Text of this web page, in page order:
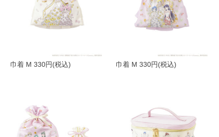
巾着 M 330円(税込) 巾着 M 330円(税込)